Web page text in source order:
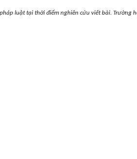
luật tại thời điểm nghiên cứu viết bài. Trường